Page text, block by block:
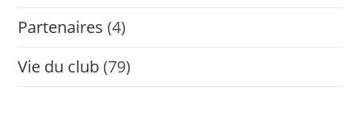
Partenaires (4)
Vie du club (79)